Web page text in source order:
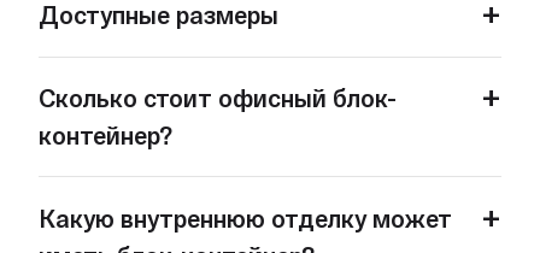
Доступные размеры +
местоположения объекта мы доставляем
наши универсальные блок-контейнеры в
собранном или в разобранном виде в
транспортном пакете Transpack® для
Сколько стоит офисный блок-
контейнер?
+
местоположения объекта мы доставляем
Какую внутреннюю отделку может
+